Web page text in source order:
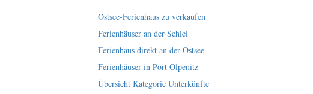
Ostsee-Ferienhaus zu verkaufen
Ferienhäuser an der Schlei
Ferienhaus direkt an der Ostsee
Ferienhäuser in Port Olpenitz
Übersicht Kategorie Unterkünfte